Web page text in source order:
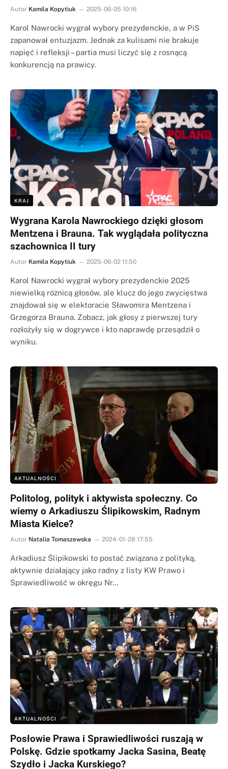
Autor Kamila Kopytiuk 2025-06-05 10:16
Karol Nawrocki wygrał wybory prezydenckie, a w PiS
zapanował entuzjazm. Jednak za kulisami nie brakuje
napięć i refleksji – partia musi liczyć się z rosnącą
konkurencją na prawicy.
KRAJ
Wygrana Karola Nawrockiego dzięki głosom
Mentzena i Brauna. Tak wyglądała polityczna
szachownica II tury
Autor Kamila Kopytiuk 2025-06-02 11:50
Karol Nawrocki wygrał wybory prezydenckie 2025
niewielką różnicą głosów, ale klucz do jego zwycięstwa
znajdował się w elektoracie Sławomira Mentzena i
Grzegorza Brauna. Zobacz, jak głosy z pierwszej tury
rozłożyły się w dogrywce i kto naprawdę przesądził o
wyniku.
AKTUALNOŚCI
Politolog, polityk i aktywista społeczny. Co
wiemy o Arkadiuszu Ślipikowskim, Radnym
Miasta Kielce?
Autor Natalia Tomaszewska 2024-01-28 17:55
Arkadiusz Ślipikowski to postać związana z polityką,
aktywnie działający jako radny z listy KW Prawo i
Sprawiedliwość w okręgu Nr…
AKTUALNOŚCI
Posłowie Prawa i Sprawiedliwości ruszają w
Polskę. Gdzie spotkamy Jacka Sasina, Beatę
Szydło i Jacka Kurskiego?